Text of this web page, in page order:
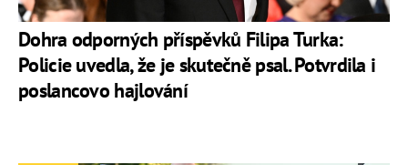
Dohra odporných příspěvků Filipa Turka:
Policie uvedla, že je skutečně psal. Potvrdila i
poslancovo hajlování